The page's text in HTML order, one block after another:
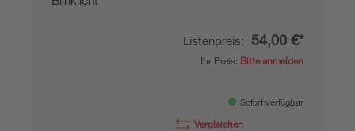
Listenpreis: 54,00 €*
Ihr Preis: Bitte anmelden
Sofort verfügbar
Vergleichen